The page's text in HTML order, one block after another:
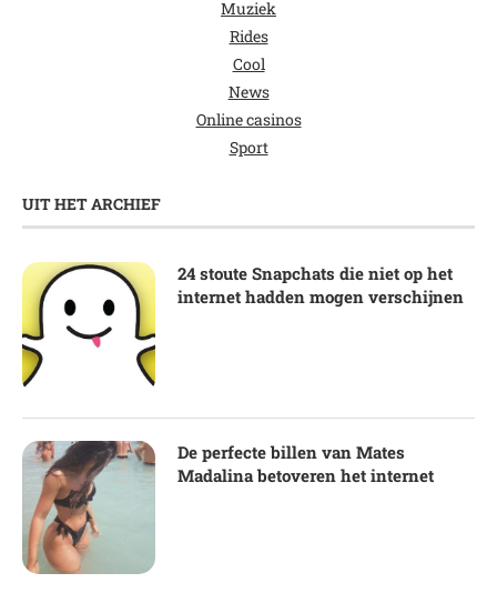
Muziek
Rides
Cool
News
Online casinos
Sport
UIT HET ARCHIEF
24 stoute Snapchats die niet op het
internet hadden mogen verschijnen
De perfecte billen van Mates
Madalina betoveren het internet